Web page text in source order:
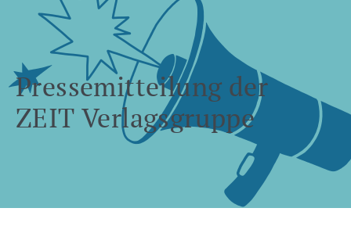
Pressemitteilung der
ZEIT Verlagsgruppe